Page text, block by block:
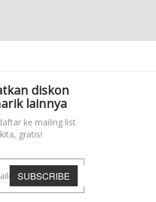
diskon
lainnya
ke mailing list
kita, gratis!
SUBSCRIBE